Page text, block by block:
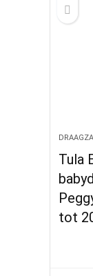
Tula
tot